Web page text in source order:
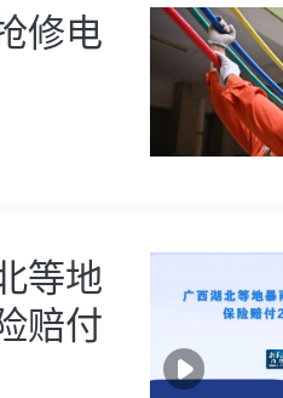
修电
等地
赔付